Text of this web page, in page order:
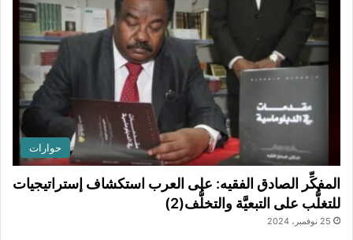
حوارات
المفكِّر الصادق الفقيه: على العرب استكشاف إستراتيجيات
للتغلُّب على التبعيَّة والتخلُّف(2)
25 نوفمبر، 2024